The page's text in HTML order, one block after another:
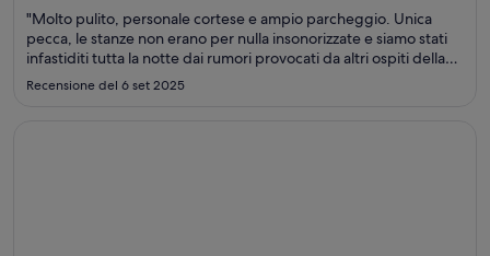
"Molto pulito, personale cortese e ampio parcheggio. Unica
pecca, le stanze non erano per nulla insonorizzate e siamo stati
infastiditi tutta la notte dai rumori provocati da altri ospiti della
struttura. Per il resto lo consiglierei"
Recensione del 6 set 2025